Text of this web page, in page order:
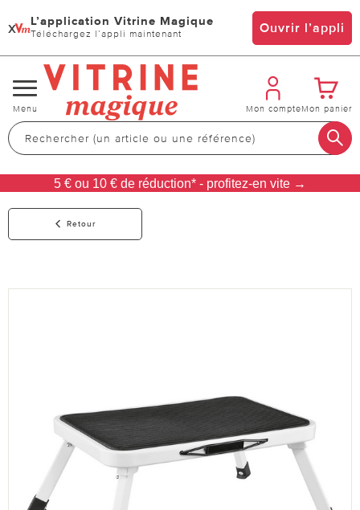
x L’application Vitrine Magique
Téléchargez l’appli maintenant Ouvrir l’appli
Changer
de
navigation
Menu Mon compteMon panier
5 € ou 10 € de réduction* - profitez-en vite →
Retour